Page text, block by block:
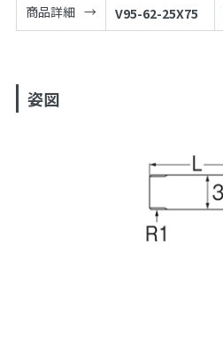
商品詳細
V95-62-25X75
姿図